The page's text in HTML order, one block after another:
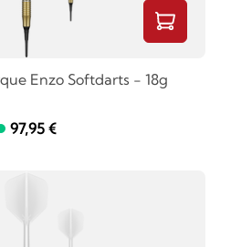
Enzo Softdarts - 18g
97,95 €